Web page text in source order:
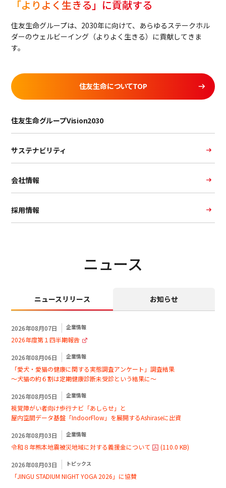
「よりよく生きる」に貢献する
住友生命グループは、2030年に向けて、あらゆるステークホル
ダーのウェルビーイング（よりよく生きる）に貢献してきま
す。
住友生命についてTOP
住友生命グループVision2030
サステナビリティ
会社情報
採用情報
ニュース
ニュースリリース お知らせ
2026年08月07日 企業情報
2026年度第１四半期報告
2026年08月06日 企業情報
「愛犬・愛猫の健康に関する実態調査アンケート」調査結果
～犬猫の約６割は定期健康診断未受診という結果に～
2026年08月05日 企業情報
視覚障がい者向け歩行ナビ「あしらせ」と
屋内空間データ基盤「IndoorFlow」を展開するAshiraseに出資
2026年08月03日 企業情報
令和８年熊本地震被災地域に対する義援金について (110.0 KB)
2026年08月03日 トピックス
「JINGU STADIUM NIGHT YOGA 2026」に協賛